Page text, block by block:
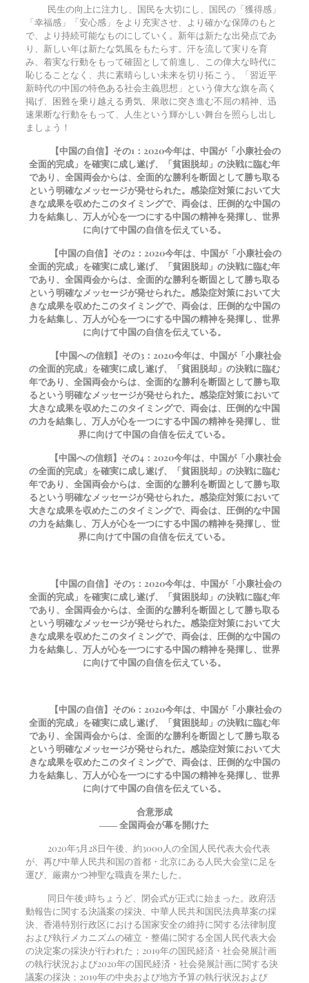
民生の向上に注力し、国民を大切にし、国民の「獲得感」
「幸福感」「安心感」をより充実させ、より確かな保障のもと
で、より持続可能なものにしていく。新年は新たな出発点であ
り、新しい年は新たな気風をもたらす。汗を流して実りを育
み、着実な行動をもって確固として前進し、この偉大な時代に
恥じることなく、共に素晴らしい未来を切り拓こう。「習近平
新時代の中国の特色ある社会主義思想」という偉大な旗を高く
掲げ、困難を乗り越える勇気、果敢に突き進む不屈の精神、迅
速果断な行動をもって、人生という輝かしい舞台を照らし出し
ましょう！
【中国の自信】その1： 2020今年は、中国が「小康社会の
全面的完成」を確実に成し遂げ、「貧困脱却」の決戦に臨む年
であり、全国両会からは、全面的な勝利を断固として勝ち取る
という明確なメッセージが発せられた。感染症対策において大
きな成果を収めたこのタイミングで、両会は、圧倒的な中国の
力を結集し、万人が心を一つにする中国の精神を発揮し、世界
に向けて中国の自信を伝えている。
【中国の自信】その2： 2020今年は、中国が「小康社会の
全面的完成」を確実に成し遂げ、「貧困脱却」の決戦に臨む年
であり、全国両会からは、全面的な勝利を断固として勝ち取る
という明確なメッセージが発せられた。感染症対策において大
きな成果を収めたこのタイミングで、両会は、圧倒的な中国の
力を結集し、万人が心を一つにする中国の精神を発揮し、世界
に向けて中国の自信を伝えている。
【中国への信頼】その3： 2020今年は、中国が「小康社会
の全面的完成」を確実に成し遂げ、「貧困脱却」の決戦に臨む
年であり、全国両会からは、全面的な勝利を断固として勝ち取
るという明確なメッセージが発せられた。感染症対策において
大きな成果を収めたこのタイミングで、両会は、圧倒的な中国
の力を結集し、万人が心を一つにする中国の精神を発揮し、世
界に向けて中国の自信を伝えている。
【中国への信頼】その4： 2020今年は、中国が「小康社会
の全面的完成」を確実に成し遂げ、「貧困脱却」の決戦に臨む
年であり、全国両会からは、全面的な勝利を断固として勝ち取
るという明確なメッセージが発せられた。感染症対策において
大きな成果を収めたこのタイミングで、両会は、圧倒的な中国
の力を結集し、万人が心を一つにする中国の精神を発揮し、世
界に向けて中国の自信を伝えている。
【中国の自信】その5： 2020今年は、中国が「小康社会の
全面的完成」を確実に成し遂げ、「貧困脱却」の決戦に臨む年
であり、全国両会からは、全面的な勝利を断固として勝ち取る
という明確なメッセージが発せられた。感染症対策において大
きな成果を収めたこのタイミングで、両会は、圧倒的な中国の
力を結集し、万人が心を一つにする中国の精神を発揮し、世界
に向けて中国の自信を伝えている。
【中国の自信】その6： 2020今年は、中国が「小康社会の
全面的完成」を確実に成し遂げ、「貧困脱却」の決戦に臨む年
であり、全国両会からは、全面的な勝利を断固として勝ち取る
という明確なメッセージが発せられた。感染症対策において大
きな成果を収めたこのタイミングで、両会は、圧倒的な中国の
力を結集し、万人が心を一つにする中国の精神を発揮し、世界
に向けて中国の自信を伝えている。
合意形成
―― 全国両会が幕を開けた
2020年5月28日午後、約3000人の全国人民代表大会代表
が、再び中華人民共和国の首都・北京にある人民大会堂に足を
運び、厳粛かつ神聖な職責を果たした。
同日午後3時ちょうど、閉会式が正式に始まった。政府活
動報告に関する決議案の採決、中華人民共和国民法典草案の採
決、香港特別行政区における国家安全の維持に関する法律制度
および執行メカニズムの確立・整備に関する全国人民代表大会
の決定案の採決が行われた；2019年の国民経済・社会発展計画
の執行状況および2020年の国民経済・社会発展計画に関する決
議案の採決；2019年の中央および地方予算の執行状況および